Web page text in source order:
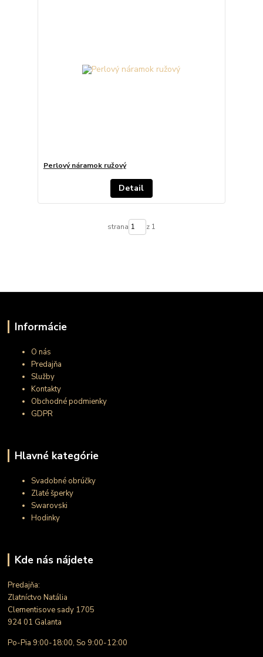
Perlový náramok ružový
Detail
strana z 1
Informácie
O nás
Predajňa
Služby
Kontakty
Obchodné podmienky
GDPR
Hlavné kategórie
Svadobné obrúčky
Zlaté šperky
Swarovski
Hodinky
Kde nás nájdete
Predajňa:
Zlatníctvo Natália
Clementisove sady 1705
924 01 Galanta
Po-Pia 9:00-18:00, So 9:00-12:00